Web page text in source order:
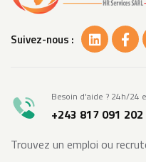
Suivez-nous :
Besoin d'aide ? 24h/24
+243 817 091 202
Trouvez un emploi ou